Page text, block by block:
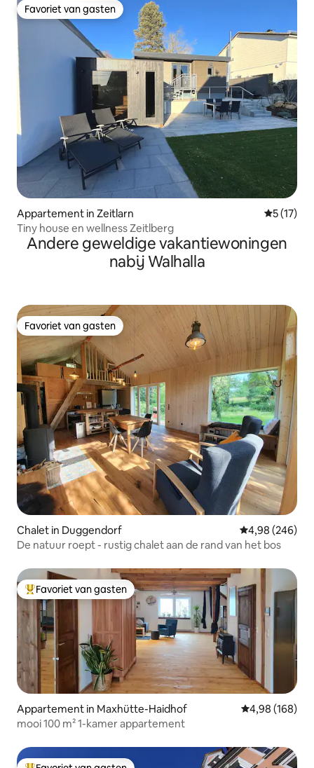
Favoriet van gasten
Favoriet van gasten
Appartement in Zeitlarn
5 (17)
Tiny house en wellness Zeitlberg
Andere geweldige vakantiewoningen
nabij Walhalla
Favoriet van gasten
Favoriet van gasten
Chalet in Duggendorf Gemiddelde
4,98 (246)
De natuur roept - rustig chalet aan de rand van het bos
Topfavoriet van gasten
Favoriet van gasten
Appartement in Maxhütte-Haidhof Gemiddelde
4,98 (168)
mooi 100 m² 1-kamer appartement